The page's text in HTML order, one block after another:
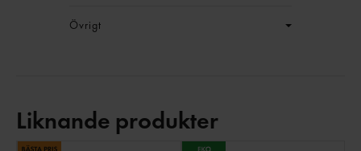
Övrigt
Liknande produkter